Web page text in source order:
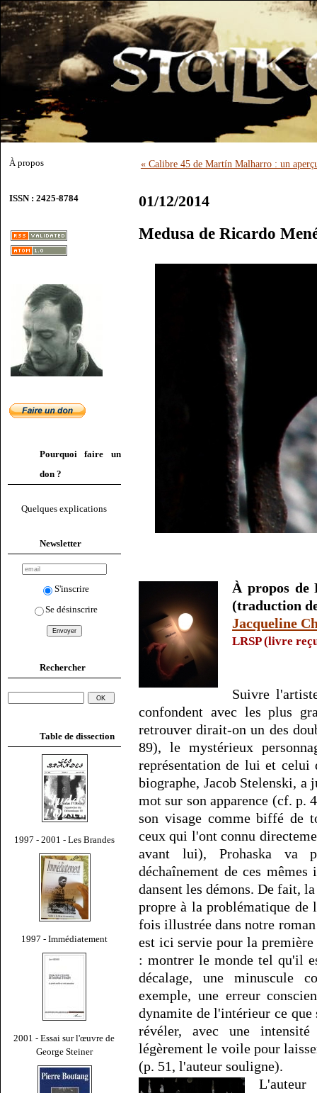
À propos
ISSN : 2425-8784
Pourquoi faire un
don ?
Quelques explications
Newsletter
S'inscrire
Se désinscrire
Rechercher
Table de dissection
1997 - 2001 - Les Brandes
1997 - Immédiatement
2001 - Essai sur l'œuvre de
George Steiner
« Calibre 45 de Martín Malharro : un
01/12/2014
Medusa de Ricardo
À propos de
(traduction
Jacqueline
LRSP (livre
Suivre
confondent avec les plus
retrouver dirait-on un des
89), le mystérieux
représentation de lui et celui
biographe, Jacob Stelenski,
mot sur son apparence (cf. p.
son visage comme biffé de
ceux qui l'ont connu
avant lui), Prohaska va
déchaînement de ces
dansent les démons. De fait,
propre à la problématique de
fois illustrée dans notre
est ici servie pour la
: montrer le monde tel qu'il
décalage, une minuscule
exemple, une erreur
dynamite de l'intérieur ce que
révéler, avec une
légèrement le voile pour
(p. 51, l'auteur souligne).